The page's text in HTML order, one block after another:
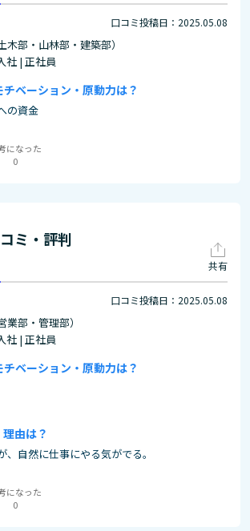
口コミ投稿日：2025.05.08
木部・山林部・建築部）
社 | 正社員
ベーション・原動力は？
の資金
になった
0
ミ・評判
共有
口コミ投稿日：2025.05.08
部・管理部）
社 | 正社員
ベーション・原動力は？
由は？
自然に仕事にやる気がでる。
になった
0